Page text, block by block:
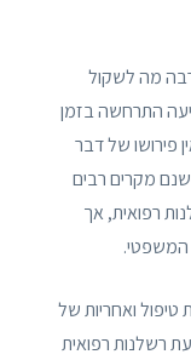
מה לשקול
התרחשה בזמן
פירושו של דבר
מקרים רבים
רפואית, אך
ואחריות של
רשלנות רפואית